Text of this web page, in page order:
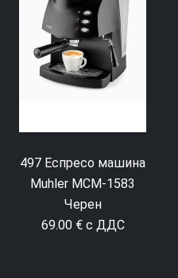
497 Еспресо машина
Muhler MCM-1583
Черен
69.00 € с ДДС